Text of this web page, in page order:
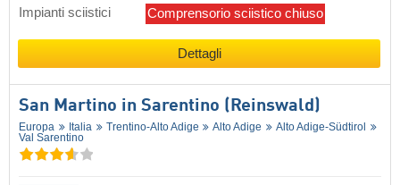
Impianti sciistici
Comprensorio sciistico chiuso
Dettagli
San Martino in Sarentino (Reinswald)
Europa Italia Trentino-Alto Adige Alto Adige
Alto Adige-Südtirol
Val Sarentino